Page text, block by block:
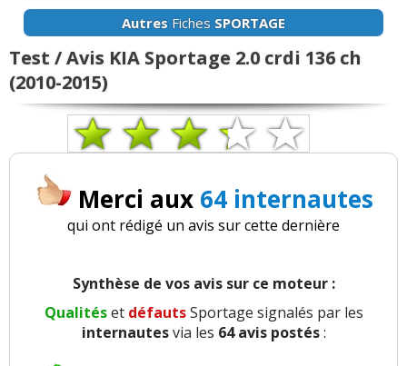
Autres Fiches SPORTAGE
Test / Avis KIA Sportage 2.0 crdi 136 ch
(2010-2015)
Merci aux 64 internautes
qui ont rédigé un avis sur cette dernière
Synthèse de vos avis sur ce moteur :
Qualitéset défautsSportage signalés par les
internautesvia les 64 avis postés: